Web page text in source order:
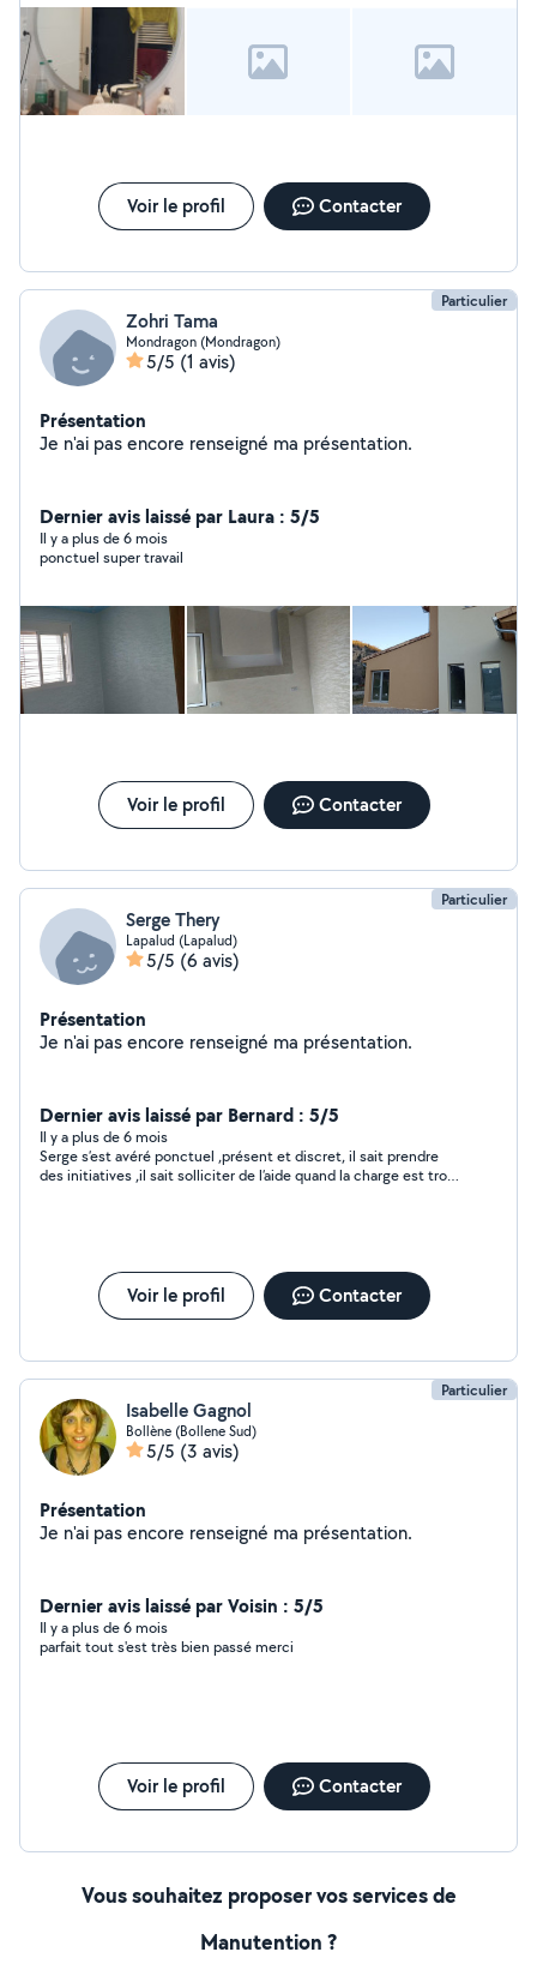
Voir le profil Contacter
Particulier
Zohri Tama
Mondragon (Mondragon)
5/5 (1 avis)
Présentation
Je n'ai pas encore renseigné ma présentation.
Dernier avis laissé par Laura : 5/5
Il y a plus de 6 mois
ponctuel super travail
Voir le profil Contacter
Particulier
Serge Thery
Lapalud (Lapalud)
5/5 (6 avis)
Présentation
Je n'ai pas encore renseigné ma présentation.
Dernier avis laissé par Bernard : 5/5
Il y a plus de 6 mois
Serge s’est avéré ponctuel ,présent et discret, il sait prendre
des initiatives ,il sait solliciter de l’aide quand la charge est trop
Voir le profil Contacter
Particulier
Isabelle Gagnol
Bollène (Bollene Sud)
5/5 (3 avis)
Présentation
Je n'ai pas encore renseigné ma présentation.
Dernier avis laissé par Voisin : 5/5
Il y a plus de 6 mois
parfait tout s'est très bien passé merci
Voir le profil Contacter
Vous souhaitez proposer vos services de
Manutention ?